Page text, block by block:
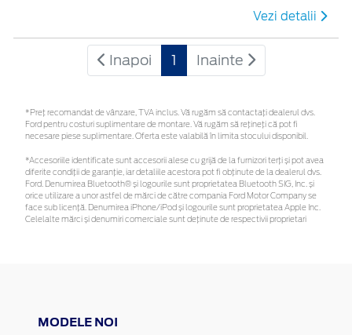
Vezi detalii
Inapoi 1 Inainte
*Preţ recomandat de vânzare, TVA inclus. Vă rugăm să contactaţi dealerul dvs.
Ford pentru costuri suplimentare de montare. Vă rugăm să rețineți că pot fi
necesare piese suplimentare. Oferta este valabilă în limita stocului disponibil.
*Accesoriile identificate sunt accesorii alese cu grijă de la furnizori terți și pot avea
diferite condiții de garanție, iar detaliile acestora pot fi obținute de la dealerul dvs.
Ford. Denumirea Bluetooth® și logourile sunt proprietatea Bluetooth SIG, Inc. și
orice utilizare a unor astfel de mărci de către compania Ford Motor Company se
face sub licență. Denumirea iPhone/iPod și logourile sunt proprietatea Apple Inc.
Celelalte mărci și denumiri comerciale sunt deținute de respectivii proprietari
MODELE NOI